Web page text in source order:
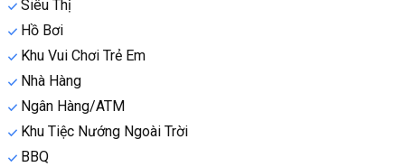
Siêu Thị
Hồ Bơi
Khu Vui Chơi Trẻ Em
Nhà Hàng
Ngân Hàng/ATM
Khu Tiệc Nướng Ngoài Trời
BBQ